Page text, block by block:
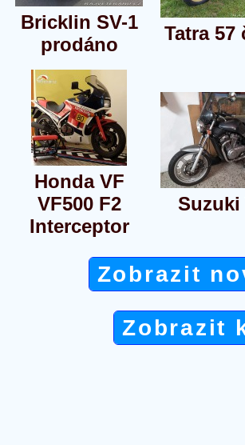
Bricklin SV-1
prodáno
Tatra 57
Honda VF
VF500 F2
Interceptor
Suzuki
Zobrazit
Zobrazit